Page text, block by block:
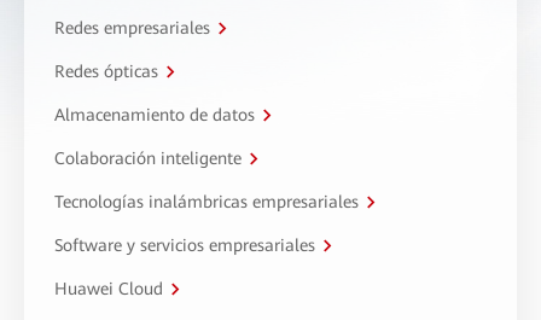
Redes empresariales
Redes ópticas
Almacenamiento de datos
Colaboración inteligente
Tecnologías inalámbricas empresariales
Software y servicios empresariales
Huawei Cloud